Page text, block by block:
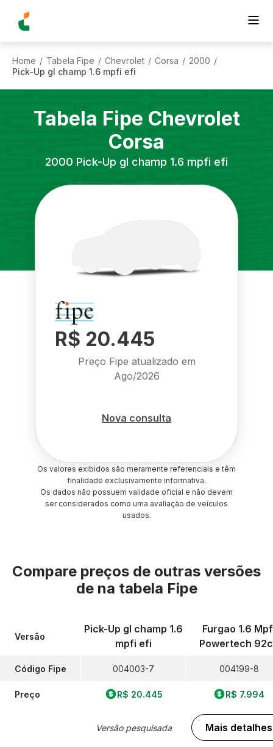
Home / Tabela Fipe / Chevrolet / Corsa / 2000 /
Pick-Up gl champ 1.6 mpfi efi
Tabela Fipe Chevrolet
Corsa
2000 Pick-Up gl champ 1.6 mpfi efi
R$ 20.445
Preço Fipe atualizado em
Ago/2026
Nova consulta
Os valores exibidos são meramente referenciais e têm
finalidade exclusivamente informativa.
Os dados não possuem validade oficial e não devem
ser considerados como uma avaliação de veículos
usados.
Compare preços de outras versões
de na tabela Fipe
Versão
Código Fipe
Preço
Pick-Up gl champ 1.6
mpfi efi
004003-7
R$ 20.445
Versão pesquisada
Furgao 1.6
Powertech
004199-8
R$ 7.994
Mais detalhes